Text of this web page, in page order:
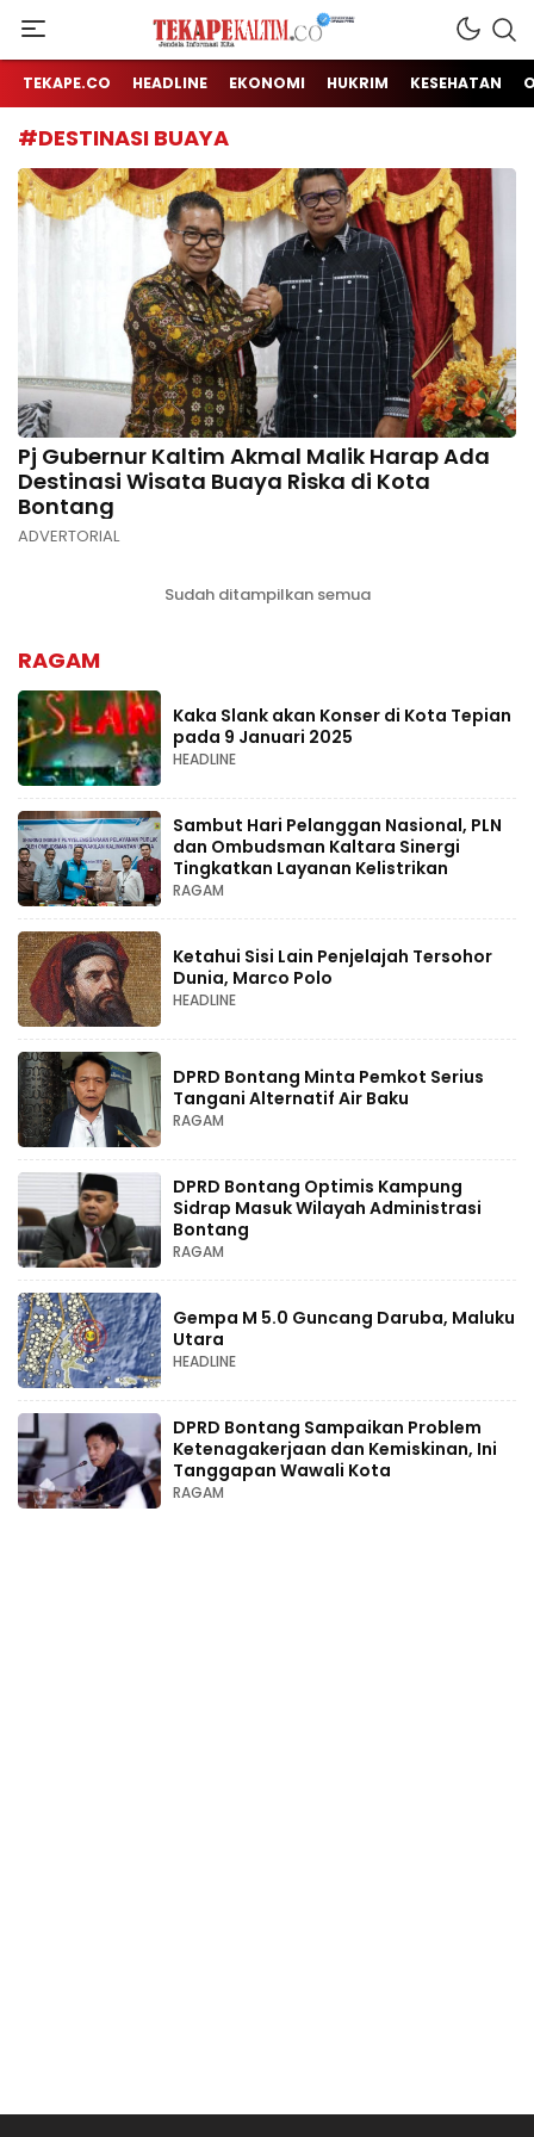
TEKAPE KALTIM
Jendela Informasi Kita
TEKAPE.CO HEADLINE EKONOMI HUKRIM KESEHATAN
#DESTINASI BUAYA
Pj Gubernur Kaltim Akmal Malik Harap Ada
Destinasi Wisata Buaya Riska di Kota
Bontang
ADVERTORIAL
Sudah ditampilkan semua
RAGAM
Kaka Slank akan Konser di Kota Tepian
pada 9 Januari 2025
HEADLINE
Sambut Hari Pelanggan Nasional, PLN
dan Ombudsman Kaltara Sinergi
Tingkatkan Layanan Kelistrikan
RAGAM
Ketahui Sisi Lain Penjelajah Tersohor
Dunia, Marco Polo
HEADLINE
DPRD Bontang Minta Pemkot Serius
Tangani Alternatif Air Baku
RAGAM
DPRD Bontang Optimis Kampung
Sidrap Masuk Wilayah Administrasi
Bontang
RAGAM
Gempa M 5.0 Guncang Daruba, Maluku
Utara
HEADLINE
DPRD Bontang Sampaikan Problem
Ketenagakerjaan dan Kemiskinan, Ini
Tanggapan Wawali Kota
RAGAM